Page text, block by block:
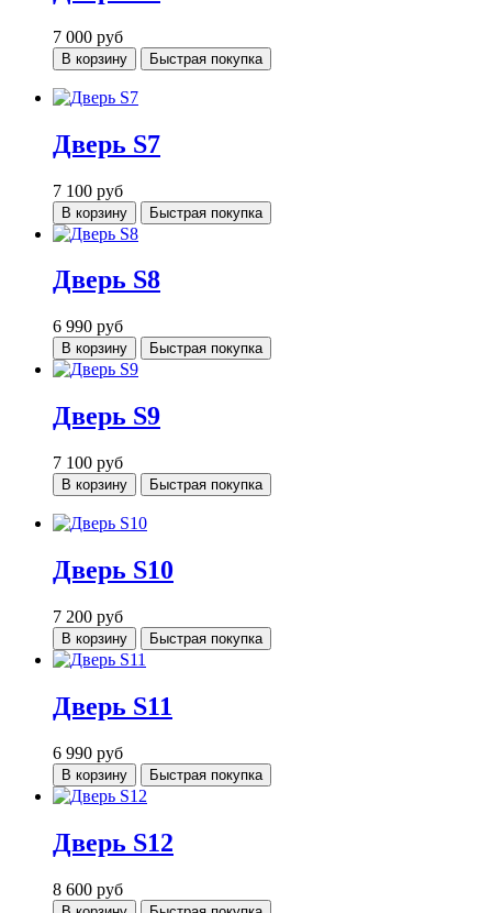
7 000 руб
В корзину Быстрая покупка
Дверь S7
7 100 руб
В корзину Быстрая покупка
Дверь S8
6 990 руб
В корзину Быстрая покупка
Дверь S9
7 100 руб
В корзину Быстрая покупка
Дверь S10
7 200 руб
В корзину Быстрая покупка
Дверь S11
6 990 руб
В корзину Быстрая покупка
Дверь S12
8 600 руб